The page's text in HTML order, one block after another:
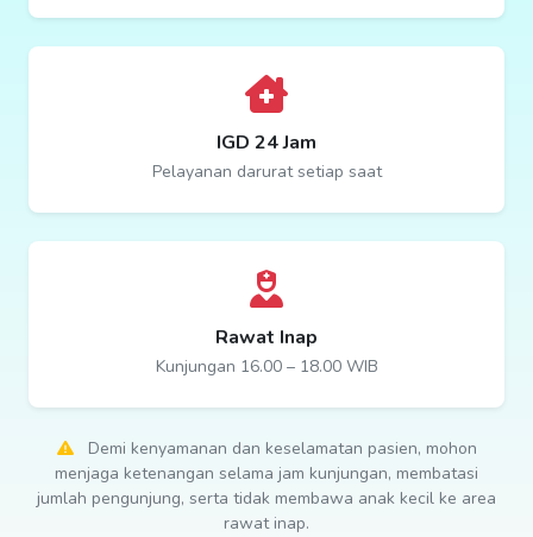
IGD 24 Jam
Pelayanan darurat setiap saat
Rawat Inap
Kunjungan 16.00 – 18.00 WIB
Demi kenyamanan dan keselamatan pasien, mohon
menjaga ketenangan selama jam kunjungan, membatasi
jumlah pengunjung, serta tidak membawa anak kecil ke area
rawat inap.